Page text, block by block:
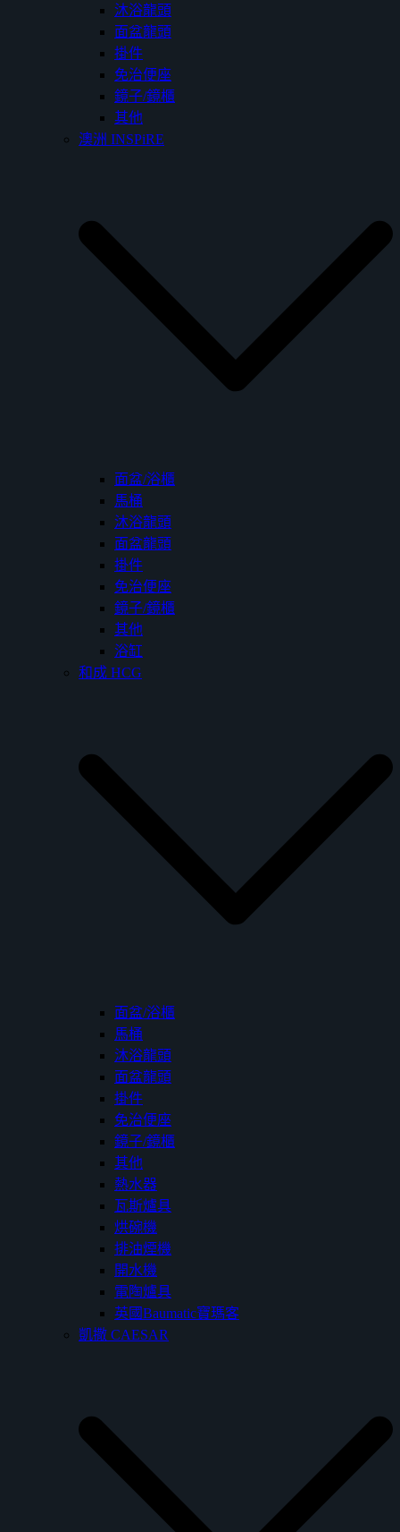
沐浴龍頭
面盆龍頭
掛件
免治便座
鏡子/鏡櫃
其他
澳洲 INSPiRE
面盆/浴櫃
馬桶
沐浴龍頭
面盆龍頭
掛件
免治便座
鏡子/鏡櫃
其他
浴缸
和成 HCG
面盆/浴櫃
馬桶
沐浴龍頭
面盆龍頭
掛件
免治便座
鏡子/鏡櫃
其他
熱水器
瓦斯爐具
烘碗機
排油煙機
開水機
電陶爐具
英國Baumatic寶瑪客
凱撒 CAESAR